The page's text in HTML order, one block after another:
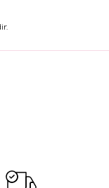
sitelerden daha pahalı.